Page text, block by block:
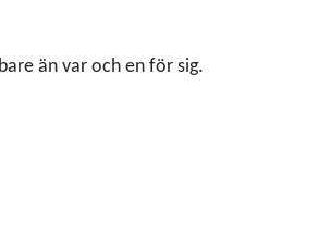
än var och en för sig.